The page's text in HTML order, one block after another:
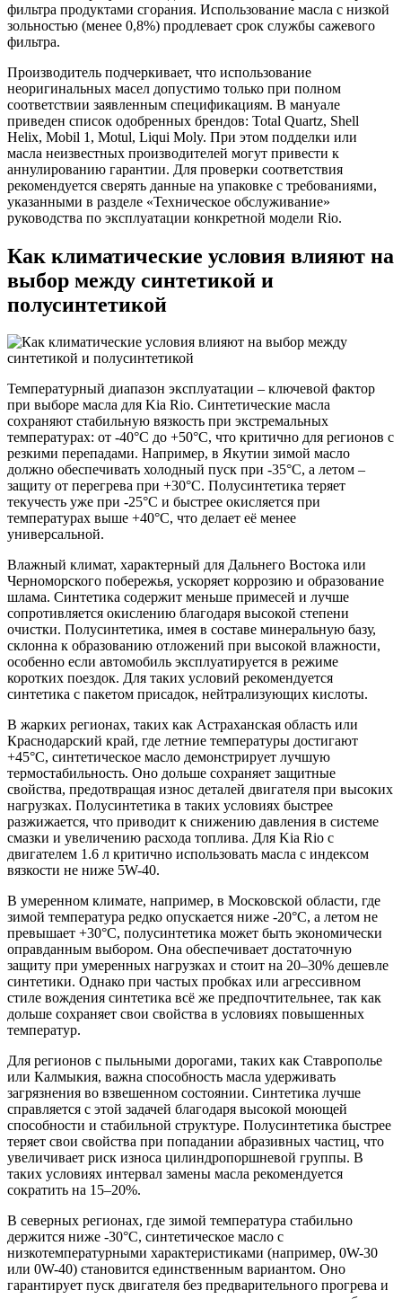
фильтра продуктами сгорания. Использование масла с низкой
зольностью (менее 0,8%) продлевает срок службы сажевого
фильтра.
Производитель подчеркивает, что использование
неоригинальных масел допустимо только при полном
соответствии заявленным спецификациям. В мануале
приведен список одобренных брендов: Total Quartz, Shell
Helix, Mobil 1, Motul, Liqui Moly. При этом подделки или
масла неизвестных производителей могут привести к
аннулированию гарантии. Для проверки соответствия
рекомендуется сверять данные на упаковке с требованиями,
указанными в разделе «Техническое обслуживание»
руководства по эксплуатации конкретной модели Rio.
Как климатические условия влияют на
выбор между синтетикой и
полусинтетикой
Температурный диапазон эксплуатации – ключевой фактор
при выборе масла для Kia Rio. Синтетические масла
сохраняют стабильную вязкость при экстремальных
температурах: от -40°C до +50°C, что критично для регионов с
резкими перепадами. Например, в Якутии зимой масло
должно обеспечивать холодный пуск при -35°C, а летом –
защиту от перегрева при +30°C. Полусинтетика теряет
текучесть уже при -25°C и быстрее окисляется при
температурах выше +40°C, что делает её менее
универсальной.
Влажный климат, характерный для Дальнего Востока или
Черноморского побережья, ускоряет коррозию и образование
шлама. Синтетика содержит меньше примесей и лучше
сопротивляется окислению благодаря высокой степени
очистки. Полусинтетика, имея в составе минеральную базу,
склонна к образованию отложений при высокой влажности,
особенно если автомобиль эксплуатируется в режиме
коротких поездок. Для таких условий рекомендуется
синтетика с пакетом присадок, нейтрализующих кислоты.
В жарких регионах, таких как Астраханская область или
Краснодарский край, где летние температуры достигают
+45°C, синтетическое масло демонстрирует лучшую
термостабильность. Оно дольше сохраняет защитные
свойства, предотвращая износ деталей двигателя при высоких
нагрузках. Полусинтетика в таких условиях быстрее
разжижается, что приводит к снижению давления в системе
смазки и увеличению расхода топлива. Для Kia Rio с
двигателем 1.6 л критично использовать масла с индексом
вязкости не ниже 5W-40.
В умеренном климате, например, в Московской области, где
зимой температура редко опускается ниже -20°C, а летом не
превышает +30°C, полусинтетика может быть экономически
оправданным выбором. Она обеспечивает достаточную
защиту при умеренных нагрузках и стоит на 20–30% дешевле
синтетики. Однако при частых пробках или агрессивном
стиле вождения синтетика всё же предпочтительнее, так как
дольше сохраняет свои свойства в условиях повышенных
температур.
Для регионов с пыльными дорогами, таких как Ставрополье
или Калмыкия, важна способность масла удерживать
загрязнения во взвешенном состоянии. Синтетика лучше
справляется с этой задачей благодаря высокой моющей
способности и стабильной структуре. Полусинтетика быстрее
теряет свои свойства при попадании абразивных частиц, что
увеличивает риск износа цилиндропоршневой группы. В
таких условиях интервал замены масла рекомендуется
сократить на 15–20%.
В северных регионах, где зимой температура стабильно
держится ниже -30°C, синтетическое масло с
низкотемпературными характеристиками (например, 0W-30
или 0W-40) становится единственным вариантом. Оно
гарантирует пуск двигателя без предварительного прогрева и